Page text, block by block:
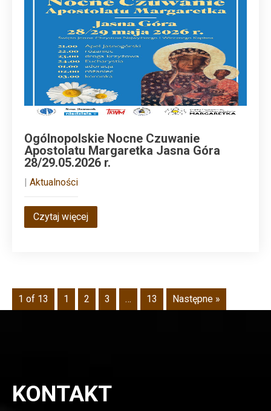
Ogólnopolskie Nocne Czuwanie
Apostolatu Margaretka Jasna Góra
28/29.05.2026 r.
Aktualności
Czytaj więcej
1 of 13 1 2 3 … 13 Następne »
KONTAKT